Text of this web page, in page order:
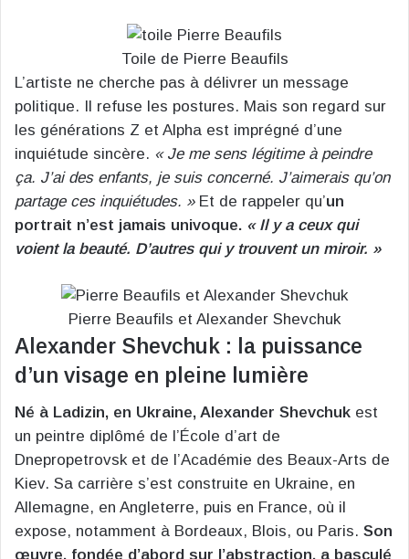
Toile de Pierre Beaufils
L’artiste ne cherche pas à délivrer un message
politique. Il refuse les postures. Mais son regard sur
les générations Z et Alpha est imprégné d’une
inquiétude sincère. « Je me sens légitime à peindre
ça. J’ai des enfants, je suis concerné. J’aimerais qu’on
partage ces inquiétudes. »Et de rappeler qu’un
portrait n’est jamais univoque. « Il y a ceux qui
voient la beauté. D’autres qui y trouvent un miroir. »
Pierre Beaufils et Alexander Shevchuk
Alexander Shevchuk : la puissance
d’un visage en pleine lumière
Né à Ladizin, en Ukraine, Alexander Shevchuk est
un peintre diplômé de l’École d’art de
Dnepropetrovsk et de l’Académie des Beaux-Arts de
Kiev. Sa carrière s’est construite en Ukraine, en
Allemagne, en Angleterre, puis en France, où il
expose, notamment à Bordeaux, Blois, ou Paris. Son
œuvre, fondée d’abord sur l’abstraction, a basculé